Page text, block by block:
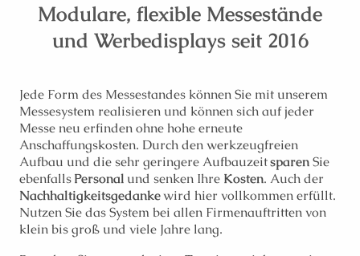
Modulare, flexible Messestände
und Werbedisplays seit 2016
Jede Form des Messestandes können Sie mit unserem
Messesystem realisieren und können sich auf jeder
Messe neu erfinden ohne hohe erneute
Anschaffungskosten. Durch den werkzeugfreien
Aufbau und die sehr geringere AufbauzeitsparenSie
ebenfallsPersonal und senken Ihre Kosten. Auch der
Nachhaltigkeitsgedankewird hier vollkommen erfüllt.
Nutzen Sie das System bei allen Firmenauftritten von
klein bis groß und viele Jahre lang.